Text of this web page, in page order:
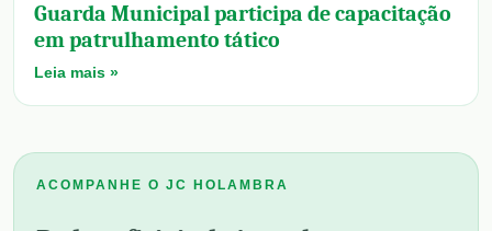
Guarda Municipal participa de capacitação
em patrulhamento tático
Leia mais »
ACOMPANHE O JC HOLAMBRA